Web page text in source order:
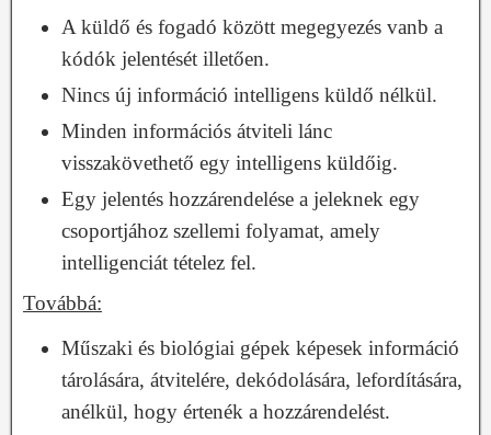
A küldő és fogadó között megegyezés vanb a
kódók jelentését illetően.
Nincs új információ intelligens küldő nélkül.
Minden információs átviteli lánc
visszakövethető egy intelligens küldőig.
Egy jelentés hozzárendelése a jeleknek egy
csoportjához szellemi folyamat, amely
intelligenciát tételez fel.
Továbbá:
Műszaki és biológiai gépek képesek információ
tárolására, átvitelére, dekódolására, lefordítására,
anélkül, hogy értenék a hozzárendelést.